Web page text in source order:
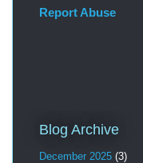
Report Abuse
Blog Archive
December 2025 (3)